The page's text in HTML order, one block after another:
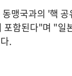
맹국과의 '핵
포함된다"며 "
.